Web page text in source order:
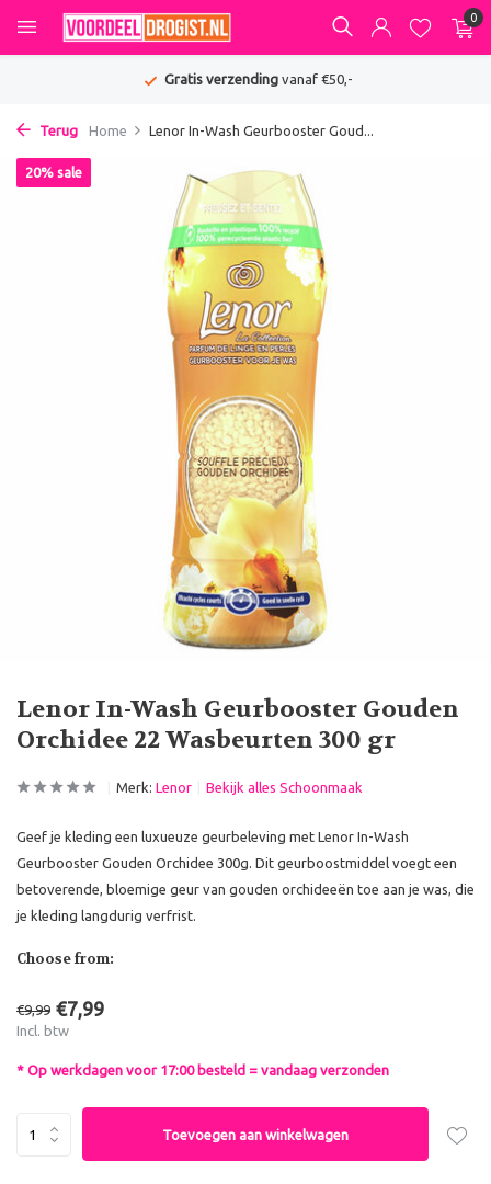
0
Gratis verzendingvanaf €50,-
Terug Home Lenor In-Wash Geurbooster Goud...
Lenor In-Wash Geurbooster Gouden
Orchidee 22 Wasbeurten 300 gr
20% sale
Merk: Lenor Bekijk alles Schoonmaak
Geef je kleding een luxueuze geurbeleving met Lenor In-Wash
Geurbooster Gouden Orchidee 300g. Dit geurboostmiddel voegt een
betoverende, bloemige geur van gouden orchideeën toe aan je was, die
je kleding langdurig verfrist.
Choose from:
€9,99 €7,99
Incl. btw
* Op werkdagen voor 17:00 besteld = vandaag verzonden
Toevoegen aan winkelwagen